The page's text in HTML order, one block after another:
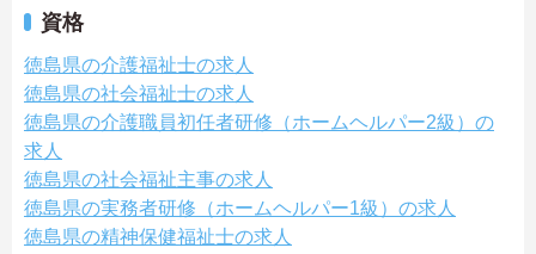
資格
徳島県の介護福祉士の求人
徳島県の社会福祉士の求人
徳島県の介護職員初任者研修（ホームヘルパー2級）の
求人
徳島県の社会福祉主事の求人
徳島県の実務者研修（ホームヘルパー1級）の求人
徳島県の精神保健福祉士の求人